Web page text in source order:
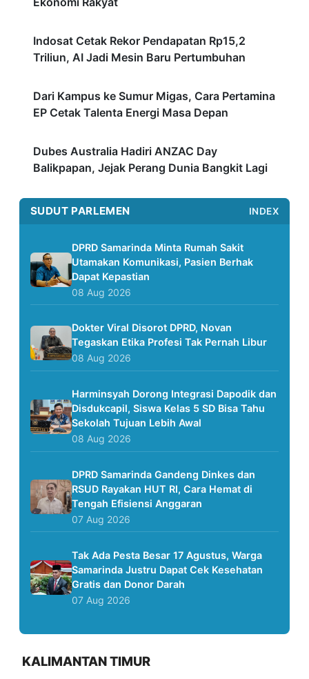
Indosat Cetak Rekor Pendapatan Rp15,2
Triliun, AI Jadi Mesin Baru Pertumbuhan
Dari Kampus ke Sumur Migas, Cara Pertamina
EP Cetak Talenta Energi Masa Depan
Dubes Australia Hadiri ANZAC Day
Balikpapan, Jejak Perang Dunia Bangkit Lagi
SUDUT PARLEMEN INDEX
DPRD Samarinda Minta Rumah Sakit
Utamakan Komunikasi, Pasien Berhak
Dapat Kepastian
08 Aug 2026
Dokter Viral Disorot DPRD, Novan
Tegaskan Etika Profesi Tak Pernah Libur
08 Aug 2026
Harminsyah Dorong Integrasi Dapodik dan
Disdukcapil, Siswa Kelas 5 SD Bisa Tahu
Sekolah Tujuan Lebih Awal
08 Aug 2026
DPRD Samarinda Gandeng Dinkes dan
RSUD Rayakan HUT RI, Cara Hemat di
Tengah Efisiensi Anggaran
07 Aug 2026
Tak Ada Pesta Besar 17 Agustus, Warga
Samarinda Justru Dapat Cek Kesehatan
Gratis dan Donor Darah
07 Aug 2026
KALIMANTAN TIMUR